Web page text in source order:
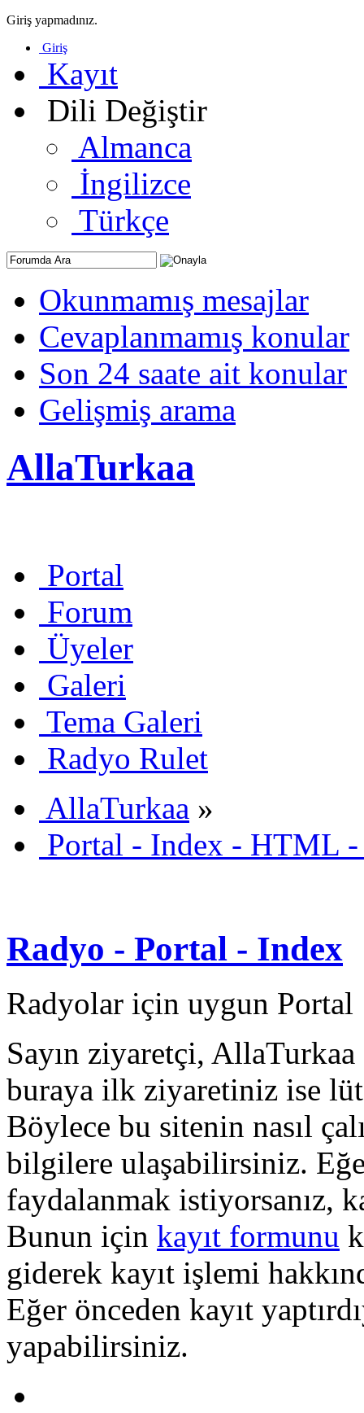
Giriş yapmadınız.
Giriş
Kayıt
Dili Değiştir
Almanca
İngilizce
Türkçe
Okunmamış mesajlar
Cevaplanmamış konular
Son 24 saate ait konular
Gelişmiş arama
AllaTurkaa
Portal
Forum
Üyeler
Galeri
Tema Galeri
Radyo Rulet
AllaTurkaa »
Portal - Index - HTML
Radyo - Portal - Index
Radyolar için uygun Portal
Sayın ziyaretçi,
buraya ilk ziyaretiniz ise
Böylece bu sitenin nasıl
bilgilere ulaşabilirsiniz.
faydalanmak istiyorsanız,
Bunun için kayıt formunu
giderek kayıt işlemi
Eğer önceden kayıt
yapabilirsiniz.